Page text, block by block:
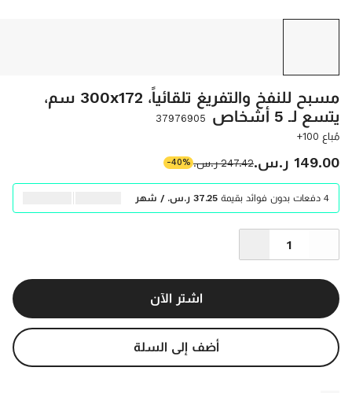
مسبح للنفخ والتفريغ تلقائياً، 300x172 سم،
يتسع لـ 5 أشخاص
37976905
مُباع 100+
‫149.00 ر.س.‬ ‫247.42 ر.س.‬ -40%
4 دفعات بدون فوائد بقيمة ‫37.25 ر.س.‬ / شهر
اشتر الآن
أضف إلى السلة